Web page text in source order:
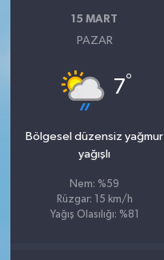
15 MART
PAZAR
7°
Bölgesel düzensiz yağmur
yağışlı
Nem: %59
Rüzgar: 15 km/h
Yağış Olasılığı: %81